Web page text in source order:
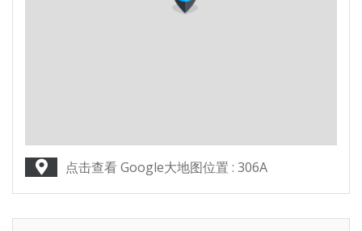
点击查看 Google大地图位置 : 306A